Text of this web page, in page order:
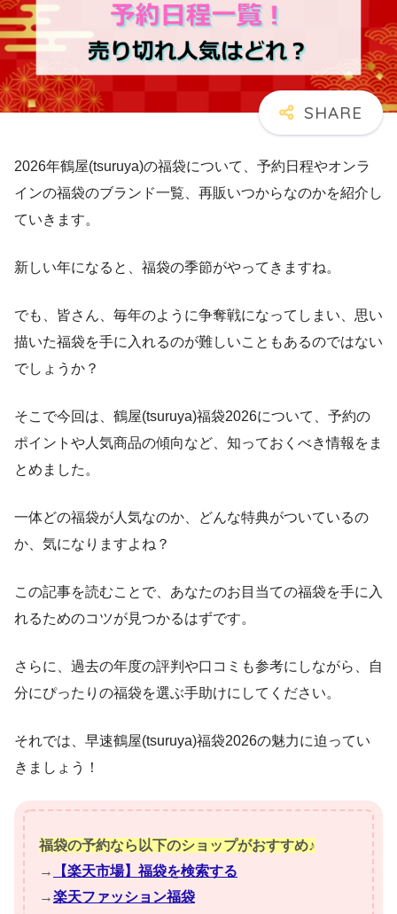
2026年鶴屋(tsuruya)の福袋について、予約日程やオンラ
インの福袋のブランド一覧、再販いつからなのかを紹介し
ていきます。
新しい年になると、福袋の季節がやってきますね。
でも、皆さん、毎年のように争奪戦になってしまい、思い
描いた福袋を手に入れるのが難しいこともあるのではない
でしょうか？
そこで今回は、鶴屋(tsuruya)福袋2026について、予約の
ポイントや人気商品の傾向など、知っておくべき情報をま
とめました。
一体どの福袋が人気なのか、どんな特典がついているの
か、気になりますよね？
この記事を読むことで、あなたのお目当ての福袋を手に入
れるためのコツが見つかるはずです。
さらに、過去の年度の評判や口コミも参考にしながら、自
分にぴったりの福袋を選ぶ手助けにしてください。
それでは、早速鶴屋(tsuruya)福袋2026の魅力に迫ってい
きましょう！
福袋の予約なら以下のショップがおすすめ♪
→
【楽天市場】福袋を検索する
→楽天ファッション福袋